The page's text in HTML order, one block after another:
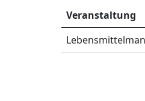
Veranstaltung